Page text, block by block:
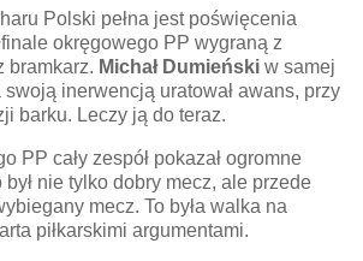
Polski pełna jest poświęcenia
okręgowego PP wygraną z
bramkarz. Michał Dumieński w samej
inerwencją uratował awans, przy
barku. Leczy ją do teraz.
PP cały zespół pokazał ogromne
nie tylko dobry mecz, ale przede
mecz. To była walka na
piłkarskimi argumentami.